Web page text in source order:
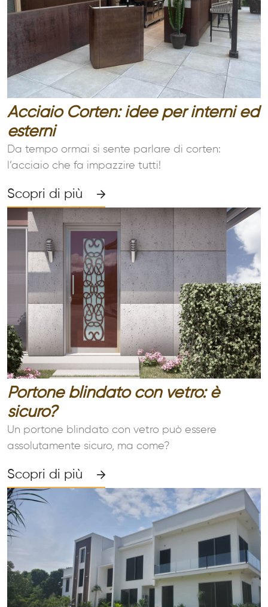
Acciaio Corten: idee per interni ed
esterni
Da tempo ormai si sente parlare di corten:
l’acciaio che fa impazzire tutti!
Scopri di più
Portone blindato con vetro: è
sicuro?
Un portone blindato con vetro può essere
assolutamente sicuro, ma come?
Scopri di più